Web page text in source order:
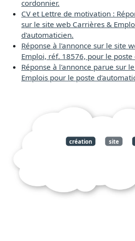
cordonnier.
CV et Lettre de motivation :
sur le site web Carrières &
d'automaticien.
Réponse à l'annonce sur le site
Emploi, réf. 18576, pour le
Réponse à l'annonce parue sur
Emplois pour le poste
création site